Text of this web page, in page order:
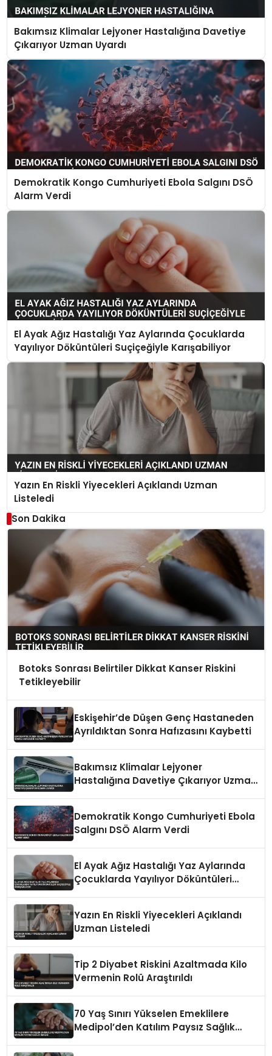
Bakımsız Klimalar Lejyoner Hastalığına Davetiye
Çıkarıyor Uzman Uyardı
Demokratik Kongo Cumhuriyeti Ebola Salgını DSÖ
Alarm Verdi
El Ayak Ağız Hastalığı Yaz Aylarında Çocuklarda
Yayılıyor Döküntüleri Suçiçeğiyle Karışabiliyor
Yazın En Riskli Yiyecekleri Açıklandı Uzman
Listeledi
Son Dakika
Botoks Sonrası Belirtiler Dikkat Kanser Riskini
Tetikleyebilir
Eskişehir’de Düşen Genç Hastaneden
Ayrıldıktan Sonra Hafızasını Kaybetti
Bakımsız Klimalar Lejyoner
Hastalığına Davetiye Çıkarıyor Uzman
Demokratik Kongo Cumhuriyeti Ebola
Salgını DSÖ Alarm Verdi
El Ayak Ağız Hastalığı Yaz Aylarında
Çocuklarda Yayılıyor Döküntüleri
Yazın En Riskli Yiyecekleri Açıklandı
Uzman Listeledi
Tip 2 Diyabet Riskini Azaltmada Kilo
Vermenin Rolü Araştırıldı
70 Yaş Sınırı Yükselen Emeklilere
Medipol’den Katılım Paysız Sağlık